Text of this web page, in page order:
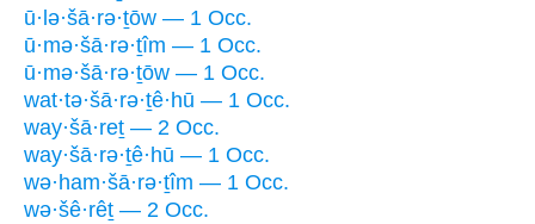
ū·lə·šā·rə·ṯōw — 1 Occ.
ū·mə·šā·rə·ṯîm — 1 Occ.
ū·mə·šā·rə·ṯōw — 1 Occ.
wat·tə·šā·rə·ṯê·hū — 1 Occ.
way·šā·reṯ — 2 Occ.
way·šā·rə·ṯê·hū — 1 Occ.
wə·ham·šā·rə·ṯîm — 1 Occ.
wə·šê·rêṯ — 2 Occ.